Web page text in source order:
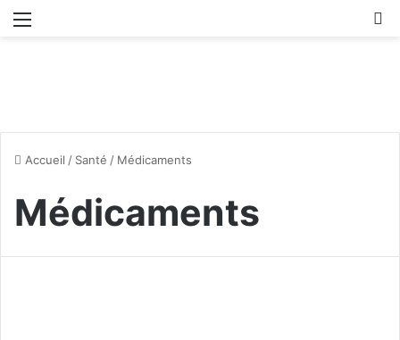
Accueil / Santé / Médicaments
Médicaments